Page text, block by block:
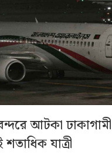
আটকা
যাত্রী